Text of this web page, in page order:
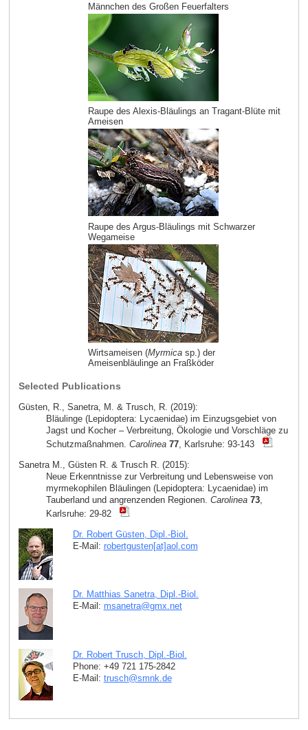
Männchen des Großen Feuerfalters
Raupe des Alexis-Bläulings an Tragant-Blüte mit
Ameisen
Raupe des Argus-Bläulings mit Schwarzer
Wegameise
Wirtsameisen (Myrmicasp.) der
Ameisenbläulinge an Fraßköder
Selected Publications
Güsten, R., Sanetra, M. & Trusch, R. (2019):
Bläulinge (Lepidoptera: Lycaenidae) im Einzugsgebiet von
Jagst und Kocher – Verbreitung, Ökologie und Vorschläge zu
Schutzmaßnahmen. Carolinea 77, Karlsruhe: 93-143
Sanetra M., Güsten R. & Trusch R. (2015):
Neue Erkenntnisse zur Verbreitung und Lebensweise von
myrmekophilen Bläulingen (Lepidoptera: Lycaenidae) im
Tauberland und angrenzenden Regionen. Carolinea 73,
Karlsruhe: 29-82
Dr. Robert Güsten, Dipl.-Biol.
E-Mail: robertgusten[at]aol com
Dr. Matthias Sanetra, Dipl.-Biol.
E-Mail: msanetra@gmx.net
Dr. Robert Trusch, Dipl.-Biol.
Phone: +49 721 175-2842
E-Mail: trusch@smnk.de